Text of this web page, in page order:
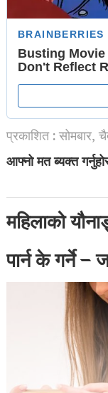
प्रकाशित : सोमबार,
आफ्नो मत ब्यक्त
महिलाको
पार्न के गर्ने –